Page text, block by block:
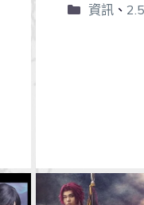
資訊、